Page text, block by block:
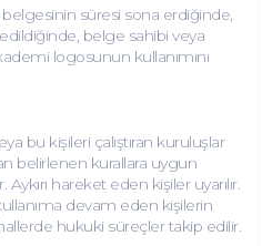
süresi sona erdiğinde,
edildiğinde, belge sahibi veya
logosunun kullanımını
bu kişileri çalıştıran kuruluşlar
belirlenen kurallara uygun
hareket eden kişiler uyarılır.
devam eden kişilerin
hukuki süreçler takip edilir.